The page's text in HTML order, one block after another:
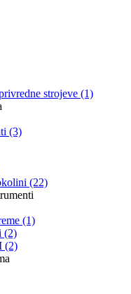
strojeve (1)
(3)
(22)
(1)
(2)
(2)